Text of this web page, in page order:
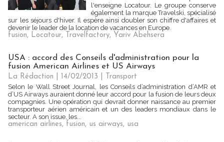
l'enseigne Locatour. Le groupe conserve
également la marque Travelski, spécialisé
sur les séjours d'hiver. Il espère ainsi doubler son chiffre d'affaires et
devenir le leader de la location de vacances en Europe.
fusion, Locatour, Travelfactory, Yariv Abehsera
USA : accord des Conseils d'administration pour la
fusion American Airlines et US Airways
La Rédaction | 14/02/2013
Transport
Selon le Wall Street Journal, les Conseils d’administration d’AMR et
d’US Airways auraient donné leur accord pour la fusion de leurs deux
compagnies. Une opération qui devrait donner naissance au premier
transporteur aérien américain et un des leaders mondiaux dans le
secteur. A son issue, les...
american airlines, fusion, us airways, usa